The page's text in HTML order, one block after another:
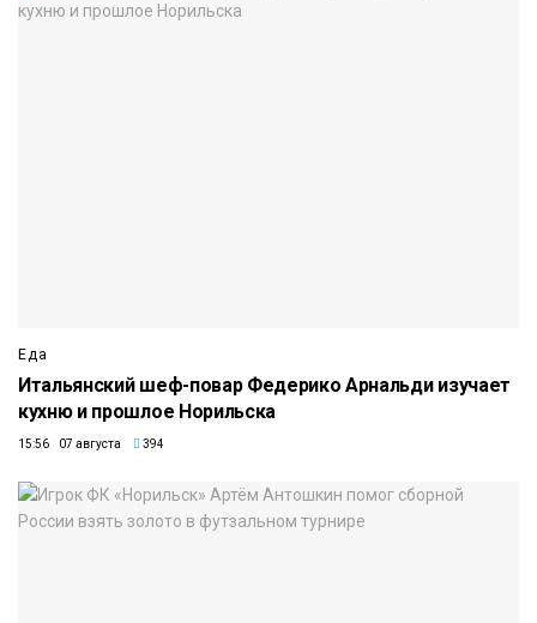
Еда
Итальянский шеф-повар Федерико Арнальди изучает
кухню и прошлое Норильска
15:56 07 августа 394